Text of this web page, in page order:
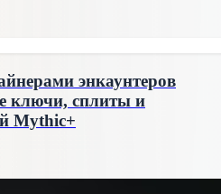
энкаунтеров
ключи, сплиты и
Mythic+